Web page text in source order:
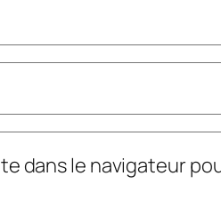
dans le navigateur